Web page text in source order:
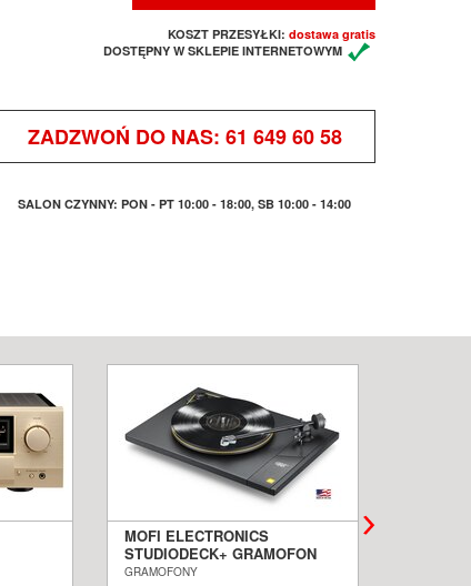
KOSZT PRZESYŁKI: dostawa gratis
DOSTĘPNY W SKLEPIE INTERNETOWYM
ZADZWOŃ DO NAS: 61 649 60 58
SALON CZYNNY: PON - PT 10:00 - 18:00, SB 10:00 - 14:00
MOFI ELECTRONICS
STUDIODECK+ GRAMOFON
SALON POZNAŃ WROCŁAW
GRAMOFONY